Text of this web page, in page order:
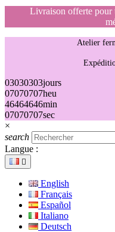
Livraison offerte pour
Atelier
03030303jours
07070707heu
46464646min
07070707sec
×
search
Langue :

English
Français
Español
Italiano
Deutsch